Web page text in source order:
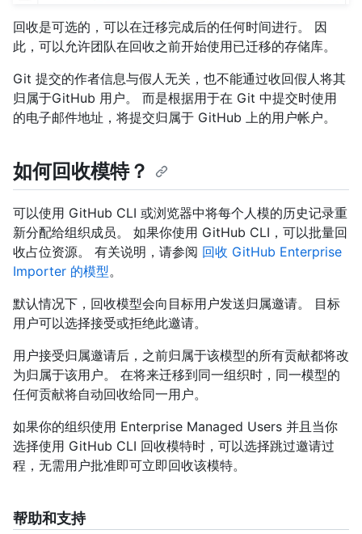
回收是可选的，可以在迁移完成后的任何时间进行。 因
此，可以允许团队在回收之前开始使用已迁移的存储库。
Git 提交的作者信息与假人无关，也不能通过收回假人将其
归属于GitHub 用户。 而是根据用于在 Git 中提交时使用
的电子邮件地址，将提交归属于 GitHub 上的用户帐户。
如何回收模特？
可以使用 GitHub CLI 或浏览器中将每个人模的历史记录重
新分配给组织成员。 如果你使用 GitHub CLI，可以批量回
收占位资源。 有关说明，请参阅 回收 GitHub Enterprise
Importer 的模型。
默认情况下，回收模型会向目标用户发送归属邀请。 目标
用户可以选择接受或拒绝此邀请。
用户接受归属邀请后，之前归属于该模型的所有贡献都将改
为归属于该用户。 在将来迁移到同一组织时，同一模型的
任何贡献将自动回收给同一用户。
如果你的组织使用 Enterprise Managed Users 并且当你
选择使用 GitHub CLI 回收模特时，可以选择跳过邀请过
程，无需用户批准即可立即回收该模特。
帮助和支持